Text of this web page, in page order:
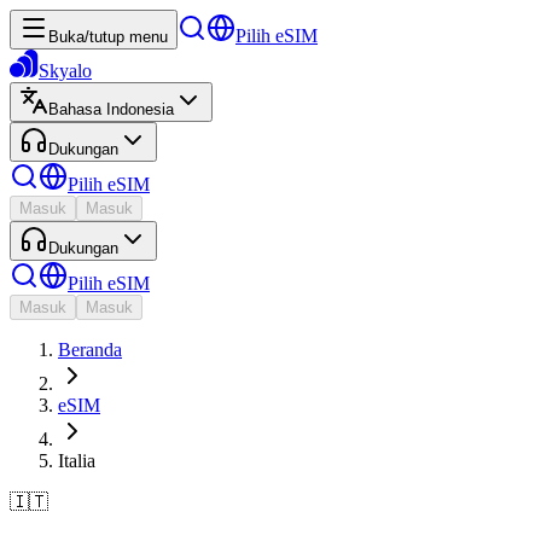
Buka/tutup menu
Pilih eSIM
Skyalo
Bahasa Indonesia
Dukungan
Pilih eSIM
Masuk Masuk
Dukungan
Pilih eSIM
Masuk Masuk
Beranda
eSIM
Italia
🇮🇹